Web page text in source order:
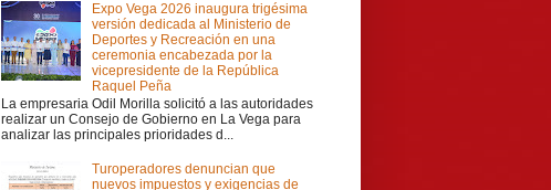
Expo Vega 2026 inaugura trigésima
versión dedicada al Ministerio de
Deportes y Recreación en una
ceremonia encabezada por la
vicepresidente de la República
Raquel Peña
La empresaria Odil Morilla solicitó a las autoridades
realizar un Consejo de Gobierno en La Vega para
analizar las principales prioridades d...
Turoperadores denuncian que
nuevos impuestos y exigencias de